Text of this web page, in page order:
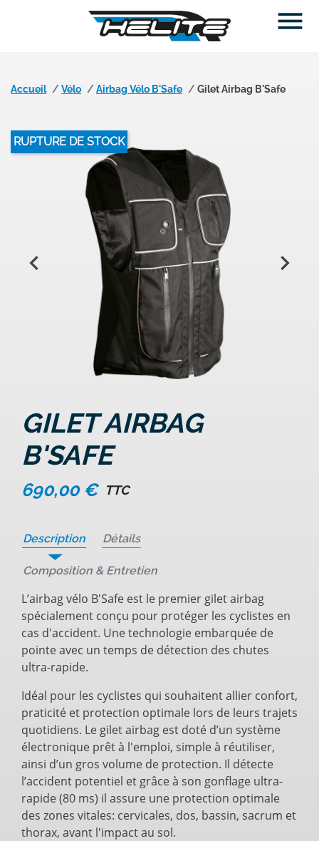

Accueil Vélo Airbag Vélo B'Safe Gilet Airbag B'Safe
RUPTURE DE STOCK
 
GILET AIRBAG
B'SAFE
690,00 € TTC
Description Détails
Composition & Entretien
L’airbag vélo B'Safe est le premier gilet airbag
spécialement conçu pour protéger les cyclistes en
cas d'accident. Une technologie embarquée de
pointe avec un temps de détection des chutes
ultra-rapide.
Idéal pour les cyclistes qui souhaitent allier confort,
praticité et protection optimale lors de leurs trajets
quotidiens. Le gilet airbag est doté d’un système
électronique prêt à l'emploi, simple à réutiliser,
ainsi d’un gros volume de protection. Il détecte
l’accident potentiel et grâce à son gonflage ultra-
rapide (80 ms) il assure une protection optimale
des zones vitales: cervicales, dos, bassin, sacrum et
thorax, avant l'impact au sol.